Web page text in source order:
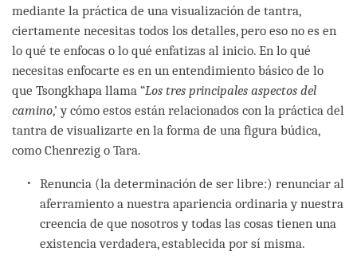
mediante la práctica de una visualización de tantra,
ciertamente necesitas todos los detalles, pero eso no es en
lo qué te enfocas o lo qué enfatizas al inicio. En lo qué
necesitas enfocarte es en un entendimiento básico de lo
que Tsongkhapa llama “Los tres principales aspectos del
camino,’ y cómo estos están relacionados con la práctica del
tantra de visualizarte en la forma de una figura búdica,
como Chenrezig o Tara.
Renuncia (la determinación de ser libre:) renunciar al
aferramiento a nuestra apariencia ordinaria y nuestra
creencia de que nosotros y todas las cosas tienen una
existencia verdadera, establecida por sí misma.